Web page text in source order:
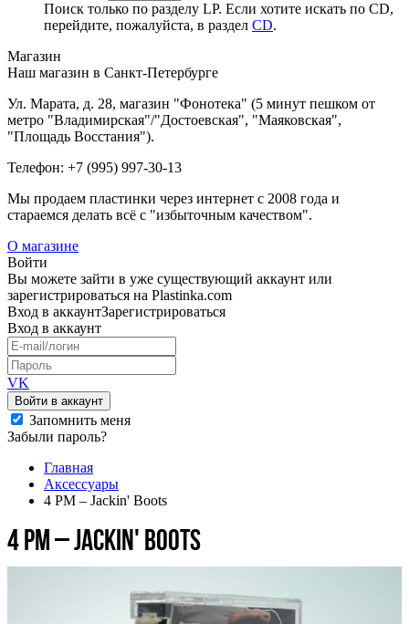
Поиск только по разделу LP. Если хотите искать по CD,
перейдите, пожалуйста, в раздел CD.
Магазин
Наш магазин в Санкт-Петербурге
Ул. Марата, д. 28, магазин "Фонотека" (5 минут пешком от
метро "Владимирская"/"Достоевская", "Маяковская",
"Площадь Восстания").
Телефон: +7 (995) 997-30-13
Мы продаем пластинки через интернет c 2008 года и
стараемся делать всё с "избыточным качеством".
О магазине
Войти
Вы можете зайти в уже существующий аккаунт или
зарегистрироваться на Plastinka.com
Вход в аккаунтЗарегистрироваться
Вход в аккаунт
VK
Войти в аккаунт
Запомнить меня
Забыли пароль?
Главная
Аксессуары
4 PM – Jackin' Boots
4 PM – Jackin' Boots